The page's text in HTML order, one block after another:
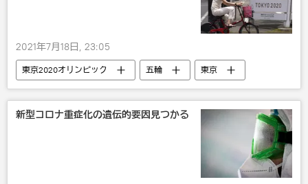
2021年7月18日, 23:05
東京2020オリンピック 五輪
東京
新型コロナウイルス
新型コロナ重症化の遺伝的要因見つかる